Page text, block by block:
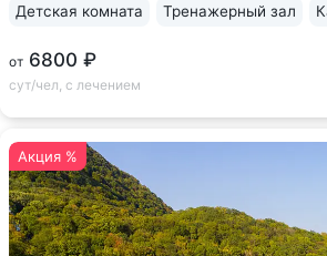
от 6800 ₽
сут/чел, с лечением
Детская комната Тренажерный зал
Акция %